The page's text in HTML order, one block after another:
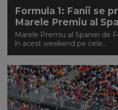
Formula 1: Fanii se
Marele Premiu al
Marele Premiu al Spaniei de
în acest weekend pe cele...